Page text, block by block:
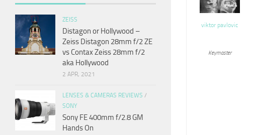
viktor pavlovic
Keymaster
ZEISS
Distagon or Hollywood –
Zeiss Distagon 28mm f/2 ZE
vs Contax Zeiss 28mm f/2
aka Hollywood
2 APR, 2021
LENSES & CAMERAS REVIEWS /
SONY
Sony FE 400mm f/2.8 GM
Hands On